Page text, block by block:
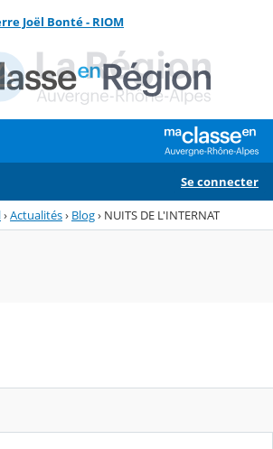
Joël Bonté - RIOM
Se connecter
›Actualités› Blog› NUITS DE L'INTERNAT